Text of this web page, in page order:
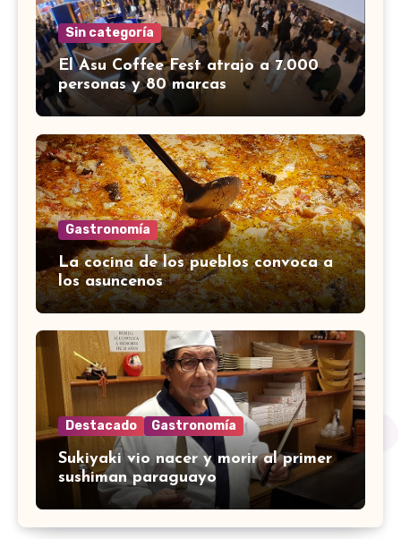
Sin categoría
El Asu Coffee Fest atrajo a 7.000
personas y 80 marcas
Gastronomía
La cocina de los pueblos convoca a
los asuncenos
Destacado Gastronomía
Sukiyaki vio nacer y morir al primer
sushiman paraguayo